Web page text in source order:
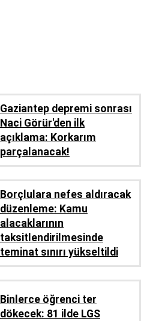
Gaziantep depremi sonrası
Naci Görür'den ilk
açıklama: Korkarım
parçalanacak!
Borçlulara nefes aldıracak
düzenleme: Kamu
alacaklarının
taksitlendirilmesinde
teminat sınırı yükseltildi
Binlerce öğrenci ter
dökecek: 81 ilde LGS